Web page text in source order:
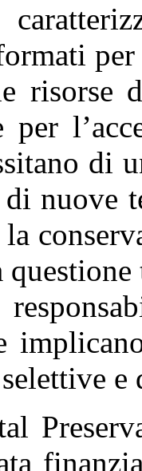
risorse
per
di
nuove